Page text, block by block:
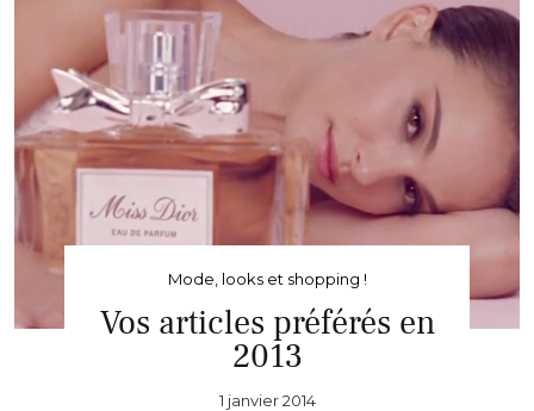
Mode, looks et shopping !
Vos articles préférés en
2013
1 janvier 2014